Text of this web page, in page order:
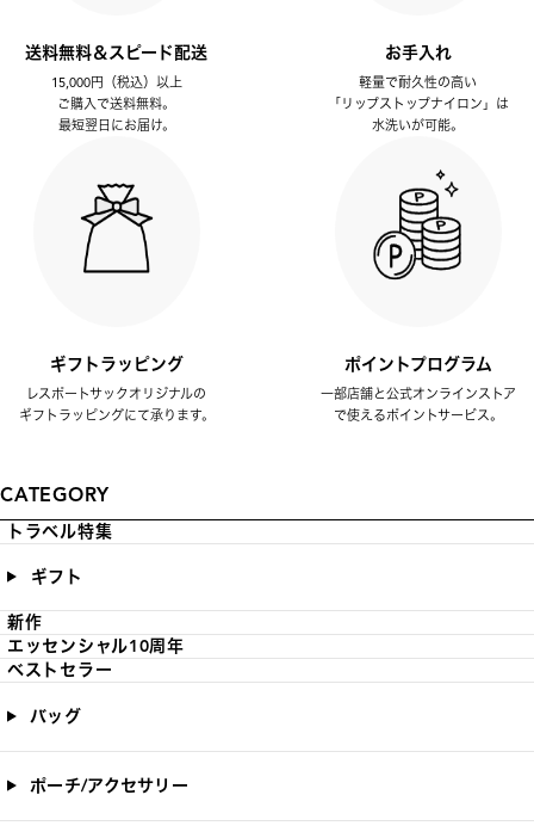
送料無料＆スピード配送
15,000円（税込）以上
ご購入で送料無料。
最短翌日にお届け。
お手入れ
軽量で耐久性の高い
「リップストップナイロン」は
水洗いが可能。
ギフトラッピング
レスポートサックオリジナルの
ギフトラッピングにて承ります。
ポイントプログラム
一部店舗と公式オンラインストア
で使えるポイントサービス。
CATEGORY
トラベル特集
ギフト
新作
エッセンシャル10周年
ベストセラー
バッグ
ポーチ/アクセサリー